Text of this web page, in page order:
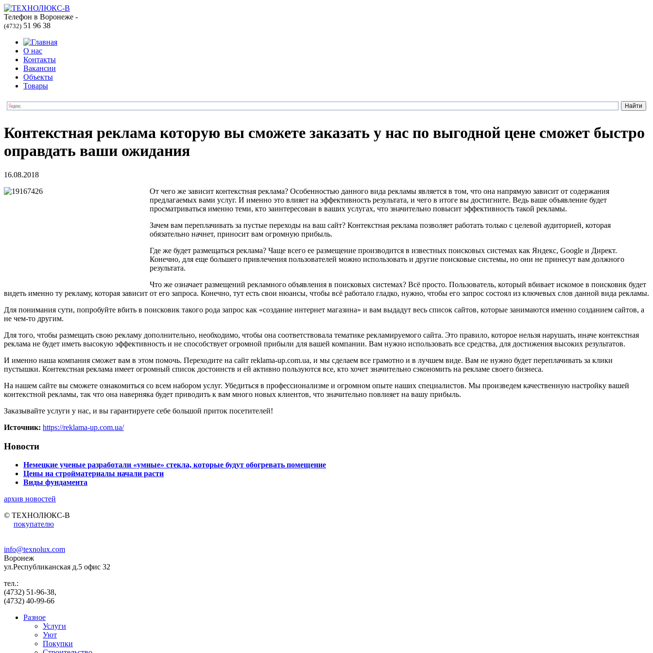
Телефон в Воронеже -
(4732) 51 96 38
О нас
Контакты
Вакансии
Объекты
Товары
Контекстная реклама которую вы сможете заказать у нас по выгодной цене сможет быстро
оправдать ваши ожидания
16.08.2018
От чего же зависит контекстная реклама? Особенностью данного вида рекламы является в том, что она напрямую зависит от содержания
предлагаемых вами услуг. И именно это влияет на эффективность результата, и чего в итоге вы достигните. Ведь ваше объявление будет
просматриваться именно теми, кто заинтересован в ваших услугах, что значительно повысит эффективность такой рекламы.
Зачем вам переплачивать за пустые переходы на ваш сайт? Контекстная реклама позволяет работать только с целевой аудиторией, которая
обязательно начнет, приносит вам огромную прибыль.
Где же будет размещаться реклама? Чаще всего ее размещение производится в известных поисковых системах как Яндекс, Google и Директ.
Конечно, для еще большего привлечения пользователей можно использовать и другие поисковые системы, но они не принесут вам должного
результата.
Что же означает размещений рекламного объявления в поисковых системах? Всё просто. Пользователь, который вбивает искомое в поисковик будет
видеть именно ту рекламу, которая зависит от его запроса. Конечно, тут есть свои нюансы, чтобы всё работало гладко, нужно, чтобы его запрос состоял из ключевых слов данной вида рекламы.
Для понимания сути, попробуйте вбить в поисковик такого рода запрос как «создание интернет магазина» и вам выдадут весь список сайтов, которые занимаются именно созданием сайтов, а
не чем-то другим.
Для того, чтобы размещать свою рекламу дополнительно, необходимо, чтобы она соответствовала тематике рекламируемого сайта. Это правило, которое нельзя нарушать, иначе контекстная
реклама не будет иметь высокую эффективность и не способствует огромной прибыли для вашей компании. Вам нужно использовать все средства, для достижения высоких результатов.
И именно наша компания сможет вам в этом помочь. Переходите на сайт reklama-up.com.ua, и мы сделаем все грамотно и в лучшем виде. Вам не нужно будет переплачивать за клики
пустышки. Контекстная реклама имеет огромный список достоинств и ей активно пользуются все, кто хочет значительно сэкономить на рекламе своего бизнеса.
На нашем сайте вы сможете ознакомиться со всем набором услуг. Убедиться в профессионализме и огромном опыте наших специалистов. Мы произведем качественную настройку вашей
контекстной рекламы, так что она наверняка будет приводить к вам много новых клиентов, что значительно повлияет на вашу прибыль.
Заказывайте услуги у нас, и вы гарантируете себе большой приток посетителей!
Источник: https://reklama-up.com.ua/
Новости
Немецкие ученые разработали «умные» стекла, которые будут обогревать помещение
Цены на стройматериалы начали расти
Виды фундамента
архив новостей
© ТЕХНОЛЮКС-В
покупателю
info@texnolux.com
Воронеж
ул.Республиканская д.5 офис 32
тел.:
(4732) 51-96-38,
(4732) 40-99-66
Разное
Услуги
Уют
Покупки